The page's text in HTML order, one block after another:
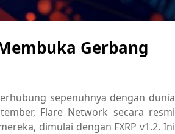
Gerbang
sepenuhnya dengan dunia
Flare Network secara resmi
dimulai dengan FXRP v1.2. Ini